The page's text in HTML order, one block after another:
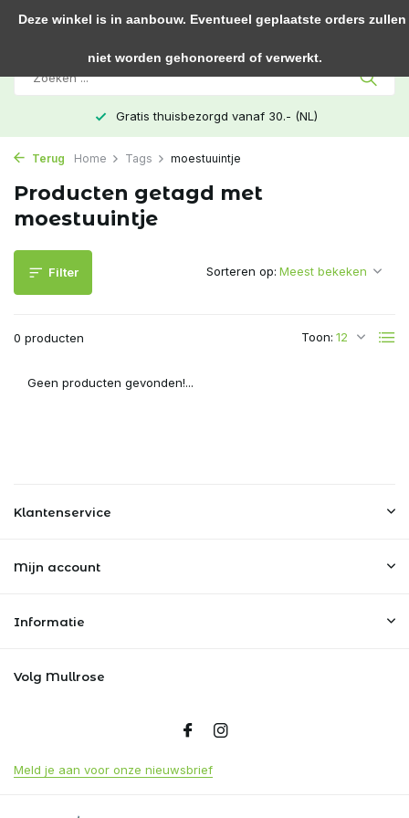
Gratis thuisbezorgd vanaf 30.- (NL)
Terug Home Tags moestuuintje
Producten getagd met
moestuuintje
Filter
0 producten Toon:
Sorteren op:
Geen producten gevonden!...
Klantenservice
Mijn account
Informatie
Volg Mullrose
Meld je aan voor onze nieuwsbrief
Deze winkel is in aanbouw. Eventueel geplaatste orders zullen
niet worden gehonoreerd of verwerkt.